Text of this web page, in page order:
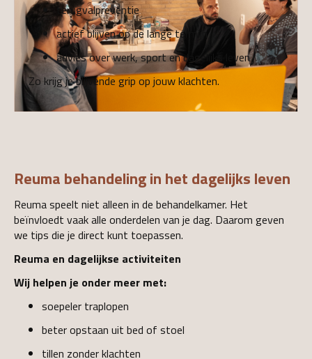
terugvalpreventie
actief blijven op de lange termijn
advies over werk, sport en dagelijks leven
Zo krijg je blijvende grip op jouw klachten.
Reuma behandeling in het dagelijks leven
Reuma speelt niet alleen in de behandelkamer. Het
beïnvloedt vaak alle onderdelen van je dag. Daarom geven
we tips die je direct kunt toepassen.
Reuma en dagelijkse activiteiten
Wij helpen je onder meer met:
soepeler traplopen
beter opstaan uit bed of stoel
tillen zonder klachten